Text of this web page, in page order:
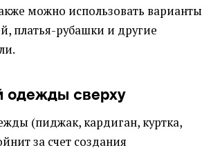
можно использовать варианты
платья-рубашки и другие
одежды сверху
(пиджак, кардиган, куртка,
за счет создания